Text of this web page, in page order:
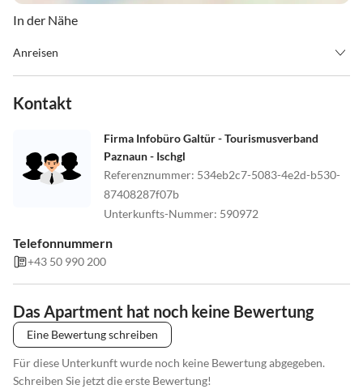
In der Nähe
Anreisen
Appartment schon bezugsfertig ist telefonisch unter +43 664 13
aussteigen. Gehen sie vor dem Gemeindehaus links nach 80 m
sehen sie rechts unser Holzhaus und in 50 m haben Sie das 4two
erreicht.
Kontakt
Firma Infobüro Galtür - Tourismusverband
Paznaun - Ischgl
Referenznummer: 534eb2c7-5083-4e2d-b530-
87408287f07b
Unterkunfts-Nummer: 590972
Telefonnummern
+43 50 990 200
Das Apartment hat noch keine Bewertung
Eine Bewertung schreiben
Für diese Unterkunft wurde noch keine Bewertung abgegeben.
Schreiben Sie jetzt die erste Bewertung!